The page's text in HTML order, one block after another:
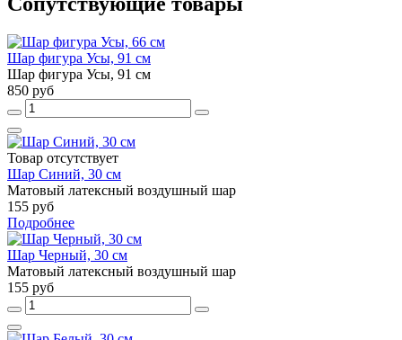
Шар фигура Усы, 91 см
Шар фигура Усы, 91 см
850 руб
Товар отсутствует
Шар Синий, 30 см
Матовый латексный воздушный шар
155 руб
Подробнее
Шар Черный, 30 см
Матовый латексный воздушный шар
155 руб